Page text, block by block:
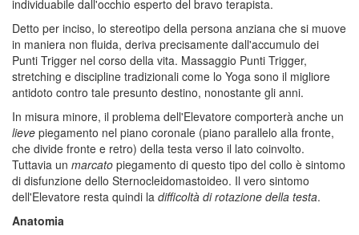
individuabile dall'occhio esperto del bravo terapista.
Detto per inciso, lo stereotipo della persona anziana che si muove
in maniera non fluida, deriva precisamente dall'accumulo dei
Punti Trigger nel corso della vita. Massaggio Punti Trigger,
stretching e discipline tradizionali come lo Yoga sono il migliore
antidoto contro tale presunto destino, nonostante gli anni.
In misura minore, il problema dell'Elevatore comporterà anche un
lieve piegamento nel piano coronale (piano parallelo alla fronte,
che divide fronte e retro) della testa verso il lato coinvolto.
Tuttavia un marcato piegamento di questo tipo del collo è sintomo
di disfunzione dello Sternocleidomastoideo. Il vero sintomo
dell'Elevatore resta quindi la difficoltà di rotazione della testa.
Anatomia